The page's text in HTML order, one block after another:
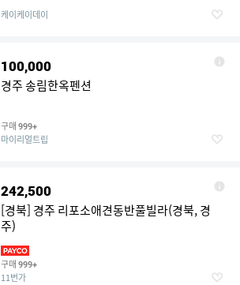
케이케이데이
100,000
경주 송림한옥펜션
구매 999+
마이리얼트립
242,500
[경북] 경주 리포소애견동반풀빌라(경북, 경
주)
구매 999+
11번가